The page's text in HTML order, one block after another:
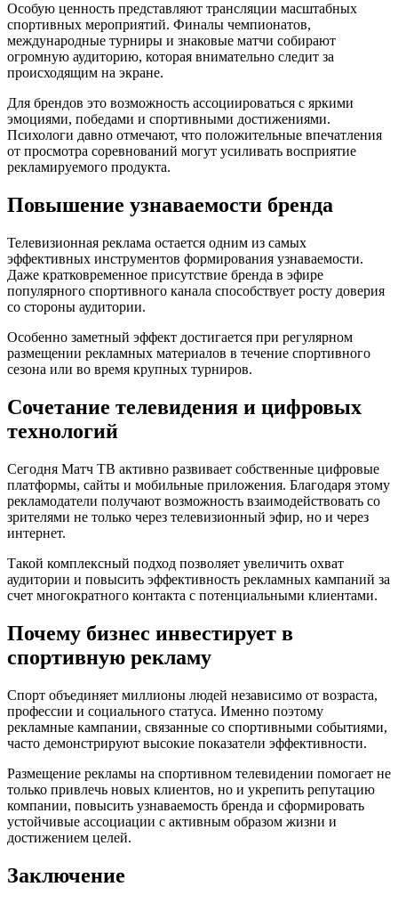
Особую ценность представляют трансляции масштабных
спортивных мероприятий. Финалы чемпионатов,
международные турниры и знаковые матчи собирают
огромную аудиторию, которая внимательно следит за
происходящим на экране.
Для брендов это возможность ассоциироваться с яркими
эмоциями, победами и спортивными достижениями.
Психологи давно отмечают, что положительные впечатления
от просмотра соревнований могут усиливать восприятие
рекламируемого продукта.
Повышение узнаваемости бренда
Телевизионная реклама остается одним из самых
эффективных инструментов формирования узнаваемости.
Даже кратковременное присутствие бренда в эфире
популярного спортивного канала способствует росту доверия
со стороны аудитории.
Особенно заметный эффект достигается при регулярном
размещении рекламных материалов в течение спортивного
сезона или во время крупных турниров.
Сочетание телевидения и цифровых
технологий
Сегодня Матч ТВ активно развивает собственные цифровые
платформы, сайты и мобильные приложения. Благодаря этому
рекламодатели получают возможность взаимодействовать со
зрителями не только через телевизионный эфир, но и через
интернет.
Такой комплексный подход позволяет увеличить охват
аудитории и повысить эффективность рекламных кампаний за
счет многократного контакта с потенциальными клиентами.
Почему бизнес инвестирует в
спортивную рекламу
Спорт объединяет миллионы людей независимо от возраста,
профессии и социального статуса. Именно поэтому
рекламные кампании, связанные со спортивными событиями,
часто демонстрируют высокие показатели эффективности.
Размещение рекламы на спортивном телевидении помогает не
только привлечь новых клиентов, но и укрепить репутацию
компании, повысить узнаваемость бренда и сформировать
устойчивые ассоциации с активным образом жизни и
достижением целей.
Заключение